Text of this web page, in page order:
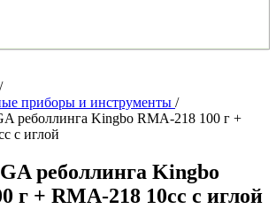
/
приборы и инструменты /
реболлинга Kingbo RMA-218 100 г +
с иглой
реболлинга Kingbo
г + RMA-218 10cc с иглой